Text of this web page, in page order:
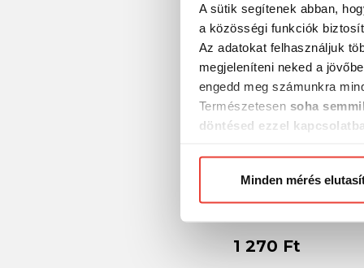
A sütik segítenek abban,
a közösségi funkciók
Az adatokat felhasználjuk
megjeleníteni neked a
engedd meg számunkra
Természetesen soha
döntésed ezzel
Minden mérés
Expert Úszó 202-07
1 270 Ft